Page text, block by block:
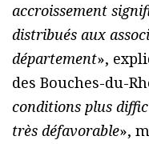
accroissement
distribués aux
département»,
des Bouches-du-
conditions plus
très défavorable»,